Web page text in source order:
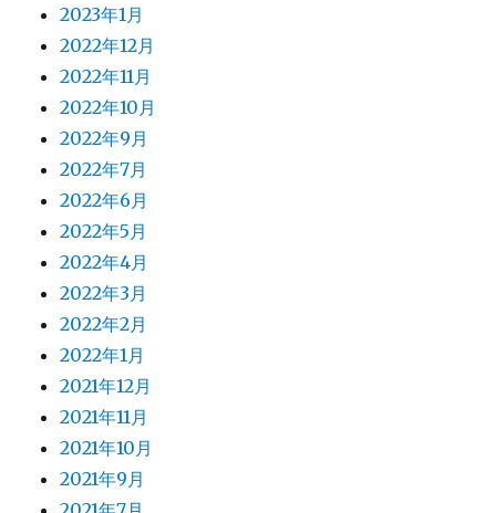
2023年1月
2022年12月
2022年11月
2022年10月
2022年9月
2022年7月
2022年6月
2022年5月
2022年4月
2022年3月
2022年2月
2022年1月
2021年12月
2021年11月
2021年10月
2021年9月